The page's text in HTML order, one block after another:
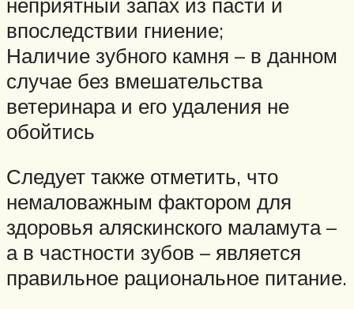
впоследствии гниение;
Наличие зубного камня – в данном
случае без вмешательства
ветеринара и его удаления не
обойтись
Следует также отметить, что
немаловажным фактором для
здоровья аляскинского маламута –
а в частности зубов – является
правильное рациональное питание.